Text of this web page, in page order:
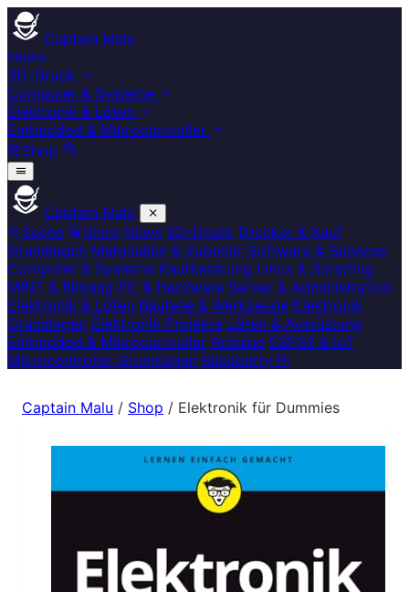
Captain Malu
News
3D-Druck
Computer & Systeme
Elektronik & Löten
Embedded & Mikrocontroller
Shop
Captain Malu
Suche
Shop News 3D-Druck Drucker & Kauf
Grundlagen Materialien & Zubehör Software & Services
Computer & Systeme Kaufberatung Linux & Scripting
MINT & Bildung PC & Hardware Server & Administration
Elektronik & Löten Bauteile & Werkzeuge Elektronik
Grundlagen Elektronik Projekte Löten & Ausrüstung
Embedded & Mikrocontroller Arduino ESP32 & IoT
Mikrocontroller Grundlagen Raspberry Pi
Captain Malu / Shop / Elektronik für Dummies